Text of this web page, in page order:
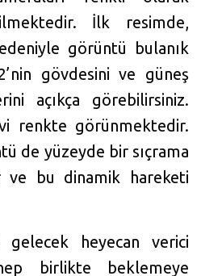
İlk resimde,
görüntü bulanık
gövdesini ve güneş
açıkça görebilirsiniz.
renkte görünmektedir.
de yüzeyde bir sıçrama
ve bu dinamik hareketi
gelecek heyecan verici
birlikte beklemeye